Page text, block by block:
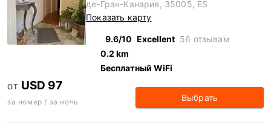
де-Гран-Канария, 35005, ES
Показать карту
9.6/10 Excellent 56 отзывам
0.2 km
Бесплатный WiFi
ОТ USD 97
за номер / за ночь Выбрать